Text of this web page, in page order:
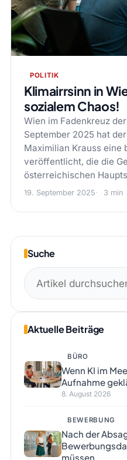
POLITIK
Klimairrsinn in
sozialem Chaos!
Wien im Fadenkreuz
September 2025 hat
Maximilian Krauss eine
veröffentlicht, die die
österreichischen
19. September 2025 3 min
Suche
Suchen
nach:
Aktuelle Beiträge
BÜRO
Wenn KI im
Aufnahme
8. August 2026
BEWERBUNG
Nach der
müssen